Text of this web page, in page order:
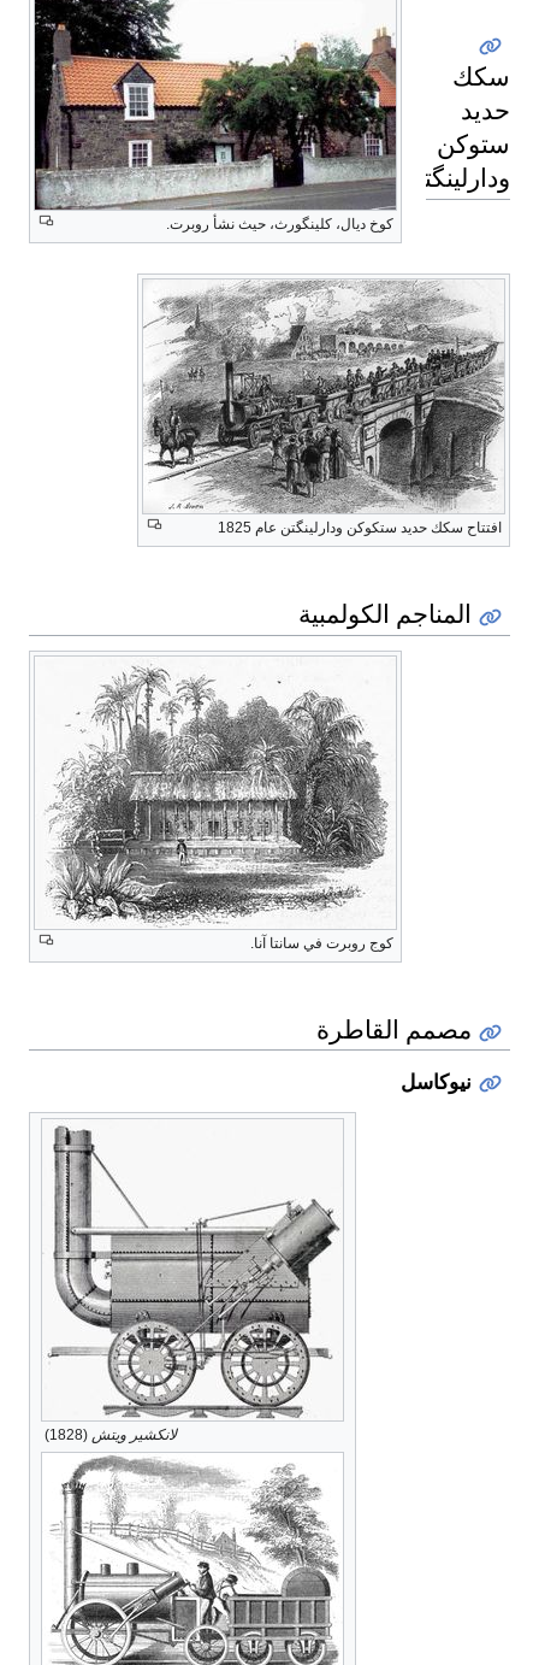
كوخ ديال، كلينگورث، حيث نشأ روبرت.
سكك
حديد
ستوكن
ودارلينگتن
افتتاح سكك حديد ستكوكن ودارلينگتن عام 1825
المناجم الكولمبية
كوج روبرت في سانتا آنا.
مصمم القاطرة
نيوكاسل
لانكشير ويتش (1828)